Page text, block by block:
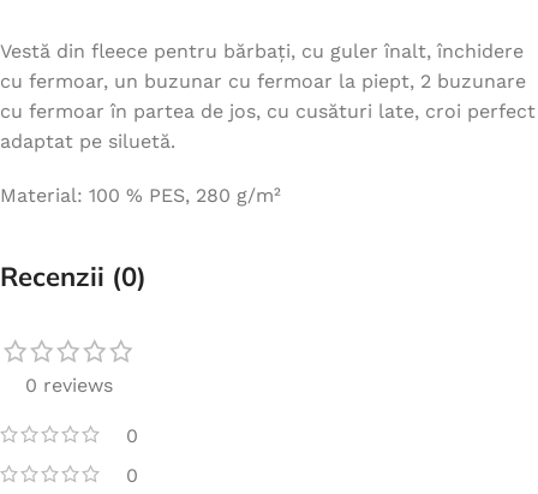
Vestă din fleece pentru bărbați, cu guler înalt, închidere
cu fermoar, un buzunar cu fermoar la piept, 2 buzunare
cu fermoar în partea de jos, cu cusături late, croi perfect
adaptat pe siluetă.
Material: 100 % PES, 280 g/m²
Recenzii (0)
0 reviews
0
0